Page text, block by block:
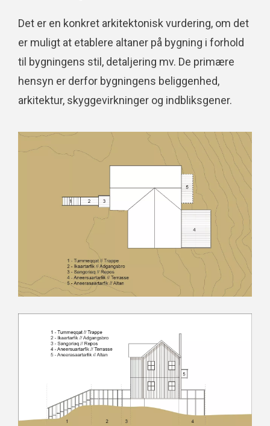
Det er en konkret arkitektonisk vurdering, om det
er muligt at etablere altaner på bygning i forhold
til bygningens stil, detaljering mv. De primære
hensyn er derfor bygningens beliggenhed,
arkitektur, skyggevirkninger og indbliksgener.